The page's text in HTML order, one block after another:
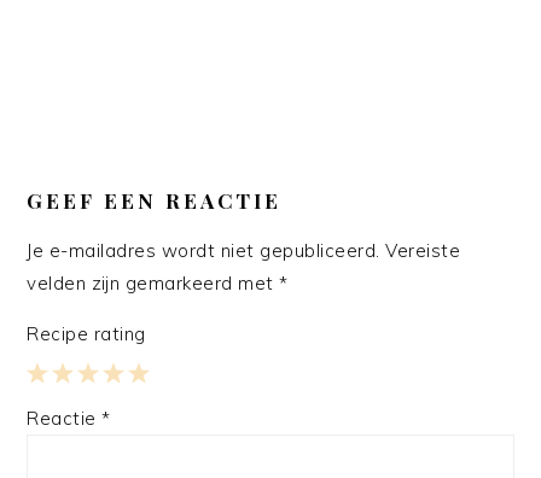
GEEF EEN REACTIE
Je e-mailadres wordt niet gepubliceerd. Vereiste
velden zijn gemarkeerd met*
Recipe rating
4
3
2
1
Reactie*